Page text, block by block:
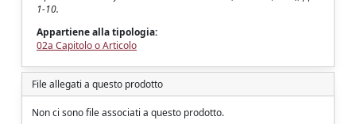
1-10.
Appartiene alla tipologia:
02a Capitolo o Articolo
File allegati a questo prodotto
Non ci sono file associati a questo prodotto.